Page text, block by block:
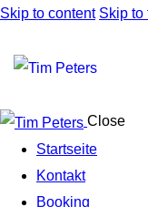
Skip to content Skip to
Close
Startseite
Kontakt
Booking